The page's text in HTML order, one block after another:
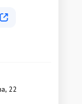
22